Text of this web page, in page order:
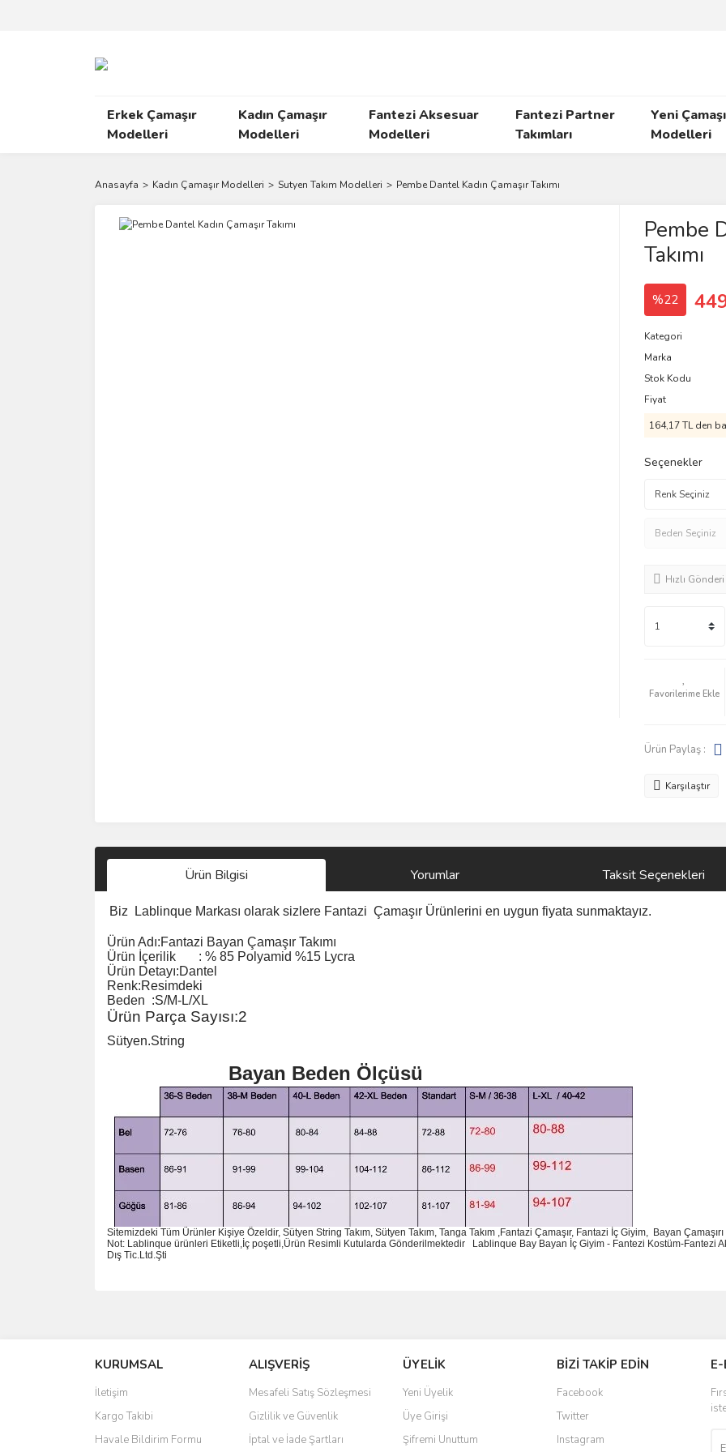
Erkek Çamaşır
Modelleri
Kadın Çamaşır
Modelleri
Fantezi Aksesuar
Modelleri
Fantezi Partner
Takımları
Yeni
Modelleri
Anasayfa Kadın Çamaşır Modelleri Sutyen Takım Modelleri Pembe Dantel Kadın Çamaşır Takımı
Pembe
Takımı
%22
Kategori
Marka
Stok Kodu
Fiyat
164,17 TL den
Seçenekler
Hızlı Gönderi
Ürün Paylaş :
Karşılaştır
Ürün Bilgisi Yorumlar Taksit Seçenekleri
Biz Lablinque Markası olarak sizlere Fantazi Çamaşır Ürünlerini en uygun fiyata sunmaktayız.
Ürün Adı:Fantazi Bayan Çamaşır Takımı
Ürün İçerilik : % 85 Polyamid %15 Lycra
Ürün Detayı:Dantel
Renk:Resimdeki
Beden :S/M-L/XL
Ürün Parça Sayısı:2
Sütyen.String
Bayan Beden Ölçüsü
Sitemizdeki Tüm Ürünler Kişiye Özeldir, Sütyen String Takım, Sütyen Takım, Tanga Takım ,Fantazi Çamaşır, Fantazi İç Giyim, Bayan
Not: Lablinque ürünleri Etiketli,İç poşetli,Ürün Resimli Kutularda Gönderilmektedir
Lablinque Bay Bayan İç Giyim - Fantezi Kostüm-Fantezi
Dış Tic.Ltd. Şti
Ürün resmi kalitesiz, bozuk veya görüntülenemiyor.
Ürün açıklamasında eksik bilgiler bulunuyor.
Ürün bilgilerinde hatalar bulunuyor.
Ürün fiyatı diğer sitelerden daha pahalı.
KURUMSAL
İletişim
Kargo Takibi
Havale Bildirim Formu
ALIŞVERİŞ
Mesafeli Satış Sözleşmesi
Gizlilik ve Güvenlik
İptal ve İade Şartları
ÜYELİK
Yeni Üyelik
Üye Girişi
Şifremi Unuttum
BİZİ TAKİP EDİN
Facebook
Twitter
Instagram